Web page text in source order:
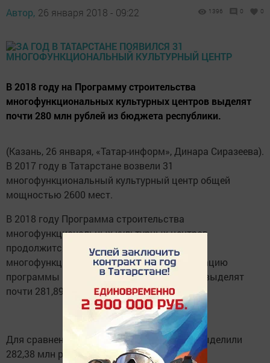
Автор, 26 января 2018 - 09:22 1396 0 0
В 2018 году на Программу строительства
многофункциональных культурных центров выделят
почти 280 млн рублей из бюджета республики.
(Казань, 26 января, «Татар-информ», Динара Сиразеева).
В 2017 году в Татарстане возвели 31
многофункциональный культурный центр общей
мощностью 2600 мест.
В 2018 году Программа строительства
многофункциональных культурных центров
продолжится. Планируется построить 28
многофункциональных центров. На реализацию
программы из республиканского бюджета выделят
почти 281,89 млн рублей.
Для сравнения – в 2017 году на эти цели выделили
282,38 млн рублей.